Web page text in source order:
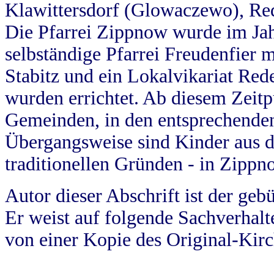
Klawittersdorf (Glowaczewo),
Die Pfarrei Zippnow wurde im
selbständige Pfarrei Freudenfier
Stabitz und ein Lokalvikariat
wurden errichtet. Ab diesem
Gemeinden, in den
Übergangsweise sind Kinder aus
traditionellen Gründen - in
Autor dieser Abschrift ist der
Er weist auf folgende
von einer Kopie des Original-